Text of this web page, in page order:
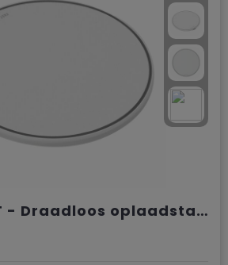
CHARGE FAST - Draadloos oplaadstation